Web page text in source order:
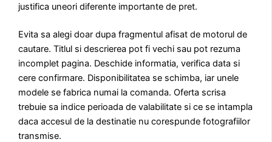
justifica uneori diferente importante de pret.
Evita sa alegi doar dupa fragmentul afisat de motorul de
cautare. Titlul si descrierea pot fi vechi sau pot rezuma
incomplet pagina. Deschide informatia, verifica data si
cere confirmare. Disponibilitatea se schimba, iar unele
modele se fabrica numai la comanda. Oferta scrisa
trebuie sa indice perioada de valabilitate si ce se intampla
daca accesul de la destinatie nu corespunde fotografiilor
transmise.